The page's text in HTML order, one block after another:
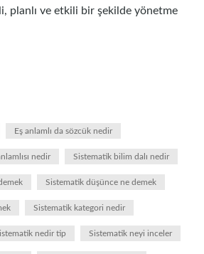
planlı ve etkili bir şekilde yönetme
Eş anlamlı da sözcük nedir
nedir Sistematik bilim dalı nedir
Sistematik düşünce ne demek
Sistematik kategori nedir
nedir tip Sistematik neyi inceler